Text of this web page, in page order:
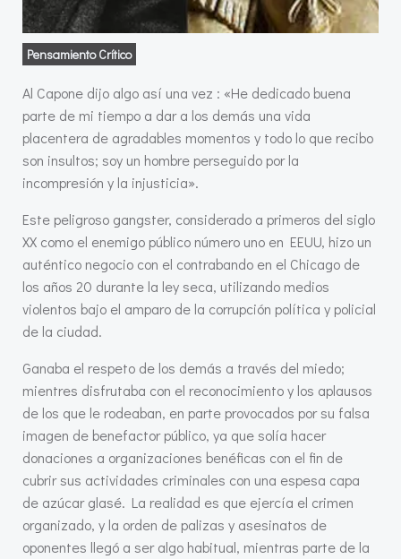
Pensamiento Crítico
Al Capone dijo algo así una vez : «He dedicado buena
parte de mi tiempo a dar a los demás una vida
placentera de agradables momentos y todo lo que recibo
son insultos; soy un hombre perseguido por la
incompresión y la injusticia».
Este peligroso gangster, considerado a primeros del siglo
XX como el enemigo público número uno en EEUU, hizo un
auténtico negocio con el contrabando en el Chicago de
los años 20 durante la ley seca, utilizando medios
violentos bajo el amparo de la corrupción política y policial
de la ciudad.
Ganaba el respeto de los demás a través del miedo;
mientres disfrutaba con el reconocimiento y los aplausos
de los que le rodeaban, en parte provocados por su falsa
imagen de benefactor público, ya que solía hacer
donaciones a organizaciones benéficas con el fin de
cubrir sus actividades criminales con una espesa capa
de azúcar glasé. La realidad es que ejercía el crimen
organizado, y la orden de palizas y asesinatos de
oponentes llegó a ser algo habitual, mientras parte de la